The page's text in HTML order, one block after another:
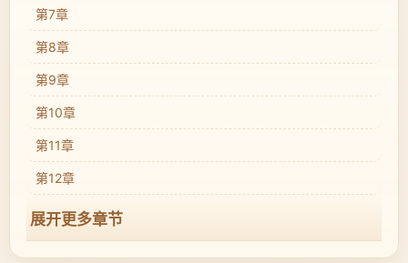
第7章
第8章
第9章
第10章
第11章
第12章
展开更多章节